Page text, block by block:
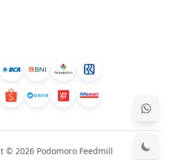
© 2026 Podomoro Feedmill